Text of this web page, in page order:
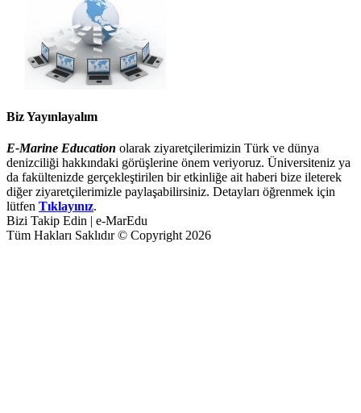
Biz Yayınlayalım
E-Marine Education olarak ziyaretçilerimizin Türk ve dünya
denizciliği hakkındaki görüşlerine önem veriyoruz. Üniversiteniz ya
da fakültenizde gerçekleştirilen bir etkinliğe ait haberi bize ileterek
diğer ziyaretçilerimizle paylaşabilirsiniz. Detayları öğrenmek için
lütfen Tıklayınız.
Bizi Takip Edin | e-MarEdu
Tüm Hakları Saklıdır © Copyright 2026